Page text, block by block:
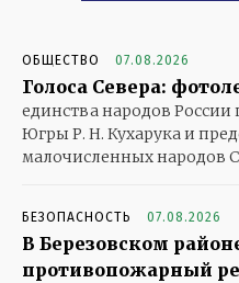
ОБЩЕСТВО 07.08.2026
Голоса Севера:
единства народов
Югры Р. Н. Кухарука и
малочисленных народов
БЕЗОПАСНОСТЬ 07.08.2026
В Березовском
противопожарный